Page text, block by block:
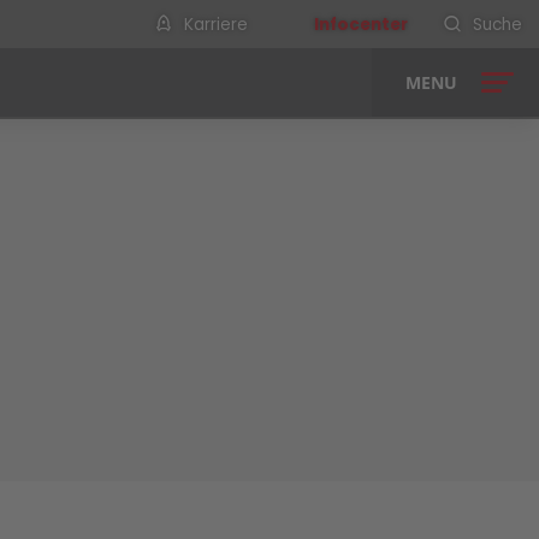
Karriere Infocenter Suche
MENU